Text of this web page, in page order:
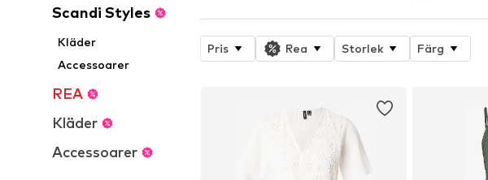
Scandi Styles
Kläder
Accessoarer
REA
Kläder
Accessoarer
Pris Rea Storlek Färg